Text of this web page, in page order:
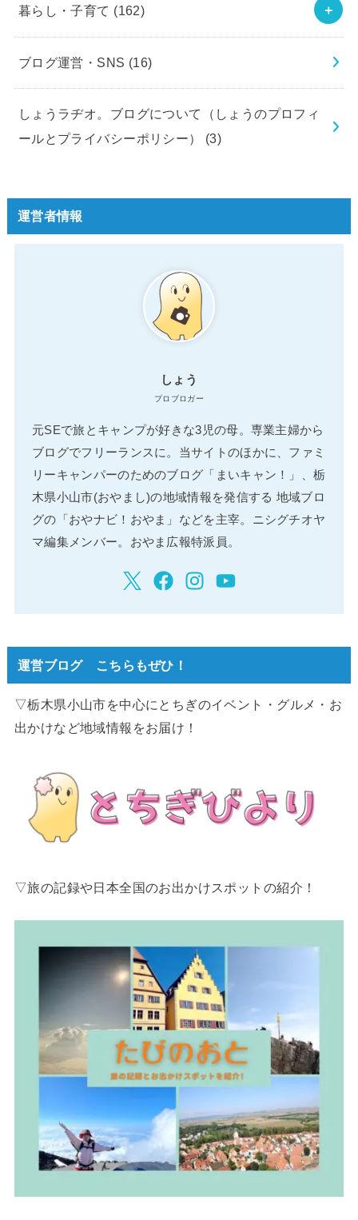
暮らし・子育て (162)
ブログ運営・SNS (16)
しょうラヂオ。ブログについて（しょうのプロフィ
ールとプライバシーポリシー） (3)
運営者情報
しょう
プロブロガー
元SEで旅とキャンプが好きな3児の母。専業主婦から
ブログでフリーランスに。当サイトのほかに、ファミ
リーキャンパーのためのブログ「まいキャン！」、栃
木県小山市(おやまし)の地域情報を発信する 地域ブロ
グの「おやナビ！おやま」などを主宰。ニシグチオヤ
マ編集メンバー。おやま広報特派員。
運営ブログ こちらもぜひ！
▽栃木県小山市を中心にとちぎのイベント・グルメ・お
出かけなど地域情報をお届け！
▽旅の記録や日本全国のお出かけスポットの紹介！